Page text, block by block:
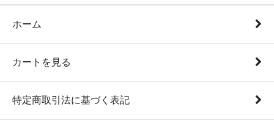
ホーム
カートを見る
特定商取引法に基づく表記